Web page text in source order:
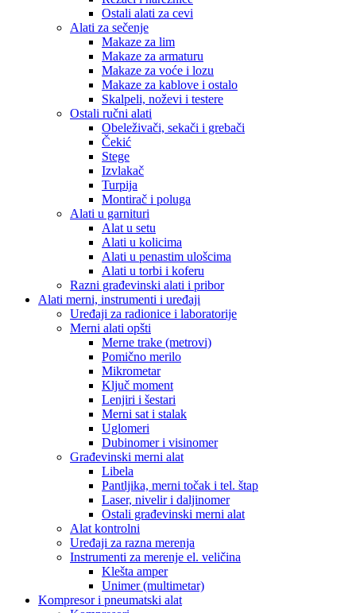
Ostali alati za cevi
Alati za sečenje
Makaze za lim
Makaze za armaturu
Makaze za voće i lozu
Makaze za kablove i ostalo
Skalpeli, noževi i testere
Ostali ručni alati
Obeleživači, sekači i grebači
Čekić
Stege
Izvlakač
Turpija
Montirač i poluga
Alati u garnituri
Alat u setu
Alati u kolicima
Alati u penastim ulošcima
Alati u torbi i koferu
Razni građevinski alati i pribor
Alati merni, instrumenti i uređaji
Uređaji za radionice i laboratorije
Merni alati opšti
Merne trake (metrovi)
Pomično merilo
Mikrometar
Ključ moment
Lenjiri i šestari
Merni sat i stalak
Uglomeri
Dubinomer i visinomer
Građevinski merni alat
Libela
Pantljika, merni točak i tel. štap
Laser, nivelir i daljinomer
Ostali građevinski merni alat
Alat kontrolni
Uređaji za razna merenja
Instrumenti za merenje el. veličina
Klešta amper
Unimer (multimetar)
Kompresor i pneumatski alat